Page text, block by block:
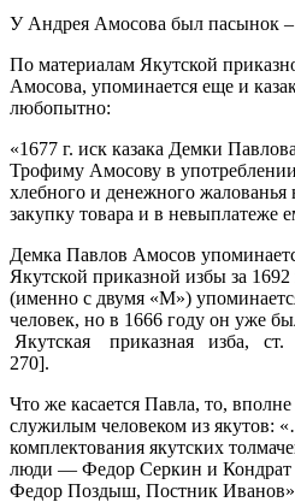
У Андрея Амосова был пасынок –
По материалам Якутской
Амосова, упоминается еще и
любопытно:
«1677 г. иск казака Демки
Трофиму Амосову в
хлебного и денежного жалованья
закупку товара и в невыплатеже
Демка Павлов Амосов
Якутской приказной избы за
(именно с двумя «М»)
человек, но в 1666 году он уже
Якутская приказная изба,
270].
Что же касается Павла, то,
служилым человеком из якутов:
комплектования якутских
люди — Федор Серкин и Кондрат
Федор Поздыш, Постник